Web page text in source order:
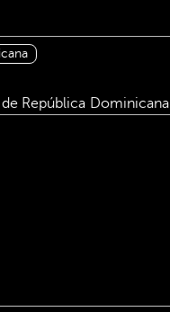
República Dominicana